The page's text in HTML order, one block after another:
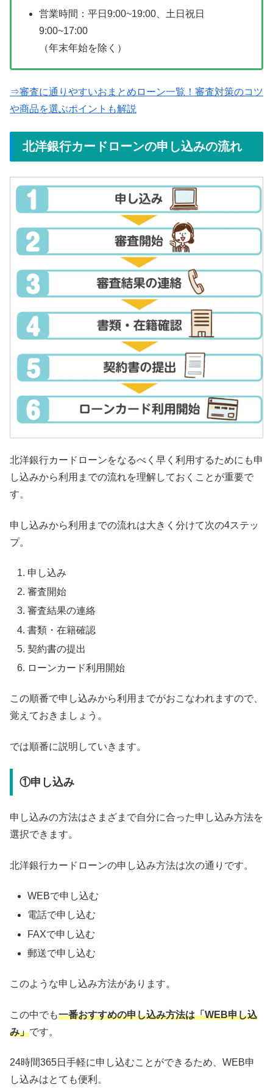
営業時間：平日9:00~19:00、土日祝日
9:00~17:00
（年末年始を除く）
⇒審査に通りやすいおまとめローン一覧！審査対策のコツ
や商品を選ぶポイントも解説
北洋銀行カードローンの申し込みの流れ
北洋銀行カードローンをなるべく早く利用するためにも申
し込みから利用までの流れを理解しておくことが重要で
す。
申し込みから利用までの流れは大きく分けて次の4ステッ
プ。
申し込み
審査開始
審査結果の連絡
書類・在籍確認
契約書の提出
ローンカード利用開始
この順番で申し込みから利用までがおこなわれますので、
覚えておきましょう。
では順番に説明していきます。
①申し込み
申し込みの方法はさまざまで自分に合った申し込み方法を
選択できます。
北洋銀行カードローンの申し込み方法は次の通りです。
WEBで申し込む
電話で申し込む
FAXで申し込む
郵送で申し込む
このような申し込み方法があります。
この中でも一番おすすめの申し込み方法は「WEB申し込
み」です。
24時間365日手軽に申し込むことができるため、WEB申
し込みはとても便利。